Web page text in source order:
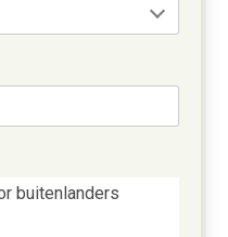
buitenlanders